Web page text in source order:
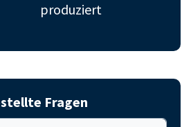
produziert
Fragen